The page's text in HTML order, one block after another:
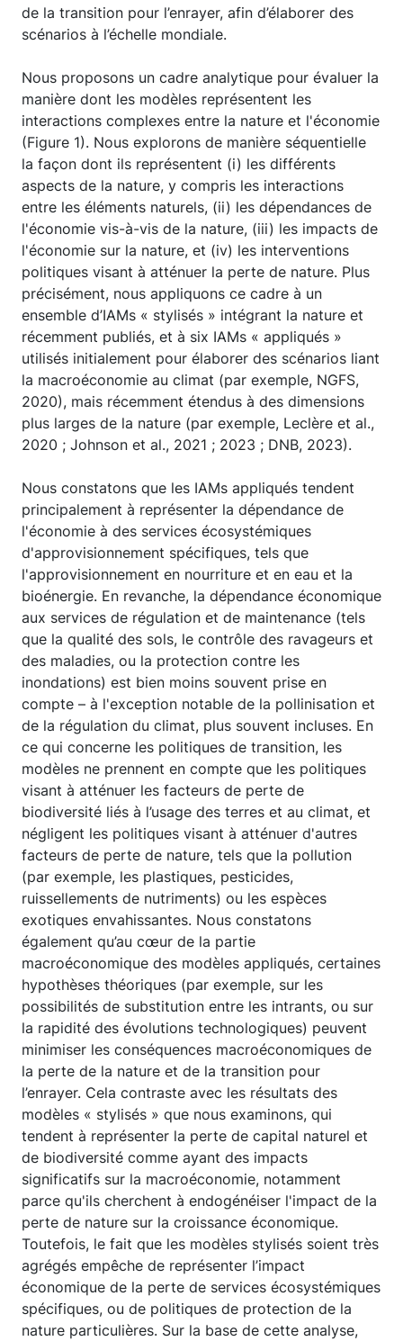
de la transition pour l’enrayer, afin d’élaborer des
scénarios à l’échelle mondiale.
Nous proposons un cadre analytique pour évaluer la
manière dont les modèles représentent les
interactions complexes entre la nature et l'économie
(Figure 1). Nous explorons de manière séquentielle
la façon dont ils représentent (i) les différents
aspects de la nature, y compris les interactions
entre les éléments naturels, (ii) les dépendances de
l'économie vis-à-vis de la nature, (iii) les impacts de
l'économie sur la nature, et (iv) les interventions
politiques visant à atténuer la perte de nature. Plus
précisément, nous appliquons ce cadre à un
ensemble d’IAMs « stylisés » intégrant la nature et
récemment publiés, et à six IAMs « appliqués »
utilisés initialement pour élaborer des scénarios liant
la macroéconomie au climat (par exemple, NGFS,
2020), mais récemment étendus à des dimensions
plus larges de la nature (par exemple, Leclère et al.,
2020 ; Johnson et al., 2021 ; 2023 ; DNB, 2023).
Nous constatons que les IAMs appliqués tendent
principalement à représenter la dépendance de
l'économie à des services écosystémiques
d'approvisionnement spécifiques, tels que
l'approvisionnement en nourriture et en eau et la
bioénergie. En revanche, la dépendance économique
aux services de régulation et de maintenance (tels
que la qualité des sols, le contrôle des ravageurs et
des maladies, ou la protection contre les
inondations) est bien moins souvent prise en
compte – à l'exception notable de la pollinisation et
de la régulation du climat, plus souvent incluses. En
ce qui concerne les politiques de transition, les
modèles ne prennent en compte que les politiques
visant à atténuer les facteurs de perte de
biodiversité liés à l’usage des terres et au climat, et
négligent les politiques visant à atténuer d'autres
facteurs de perte de nature, tels que la pollution
(par exemple, les plastiques, pesticides,
ruissellements de nutriments) ou les espèces
exotiques envahissantes. Nous constatons
également qu’au cœur de la partie
macroéconomique des modèles appliqués, certaines
hypothèses théoriques (par exemple, sur les
possibilités de substitution entre les intrants, ou sur
la rapidité des évolutions technologiques) peuvent
minimiser les conséquences macroéconomiques de
la perte de la nature et de la transition pour
l’enrayer. Cela contraste avec les résultats des
modèles « stylisés » que nous examinons, qui
tendent à représenter la perte de capital naturel et
de biodiversité comme ayant des impacts
significatifs sur la macroéconomie, notamment
parce qu'ils cherchent à endogénéiser l'impact de la
perte de nature sur la croissance économique.
Toutefois, le fait que les modèles stylisés soient très
agrégés empêche de représenter l’impact
économique de la perte de services écosystémiques
spécifiques, ou de politiques de protection de la
nature particulières. Sur la base de cette analyse,